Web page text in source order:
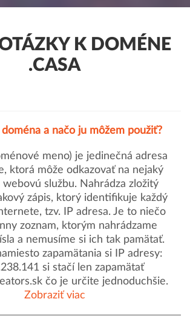
K DOMÉNE
.CASA
a načo ju môžem použiť?
meno) je jedinečná adresa
ktorá môže odkazovať na nejaký
službu. Nahrádza zložitý
zápis, ktorý identifikuje každý
tzv. IP adresa. Je to niečo
zoznam, ktorým nahrádzame
a nemusíme si ich tak pamätať.
zapamätania si IP adresy:
si stačí len zapamätať
čo je určite jednoduchšie.
Zobraziť viac